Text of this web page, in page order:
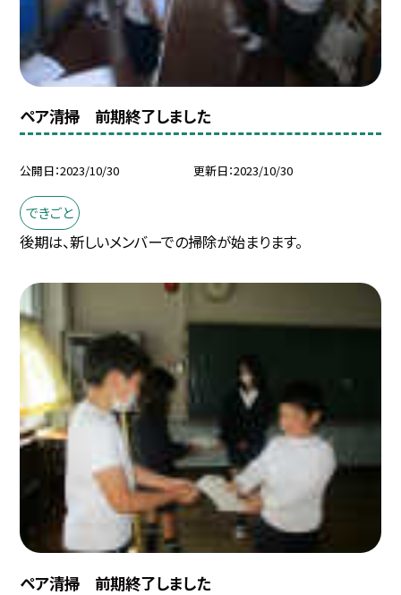
ペア清掃 前期終了しました
公開日 2023/10/30 更新日 2023/10/30
できごと
後期は、新しいメンバーでの掃除が始まります。
ペア清掃 前期終了しました